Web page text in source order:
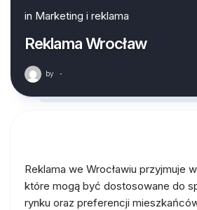
in Marketing i reklama
Reklama Wrocław
by ·
Reklama we Wrocławiu przyjmuje
które mogą być dostosowane do
rynku oraz preferencji